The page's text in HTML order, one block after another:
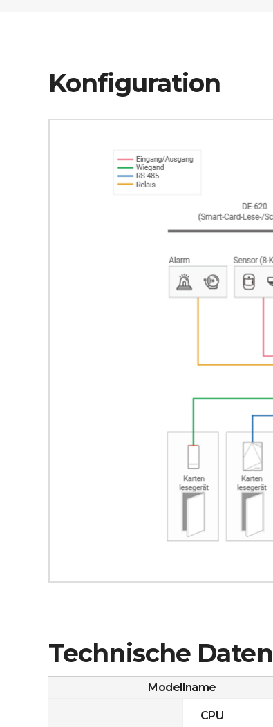
Konfiguration
Technische Daten
Modellname
CPU